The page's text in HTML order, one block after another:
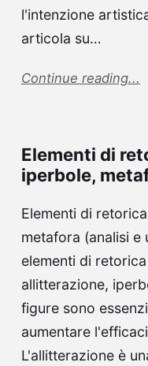
l'intenzione
articola su…
Continue reading...
Elementi di
iperbole,
Elementi di
metafora (analisi e
elementi di
allitterazione,
figure sono
aumentare
L'allitterazione è